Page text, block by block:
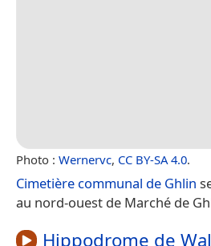
Photo : Wernervc, CC BY-SA 4.0.
Cimetière communal de Ghlin
au nord-ouest de Marché de
Hippodrome de